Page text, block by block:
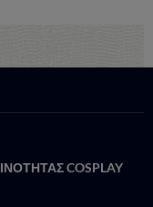
COSPLAY